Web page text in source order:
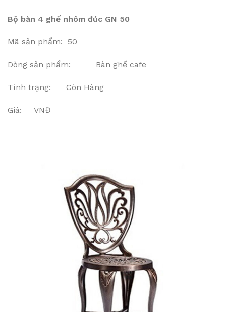
Bộ bàn 4 ghế nhôm đúc GN 50
Mã sản phẩm: 50
Dòng sản phẩm: Bàn ghế cafe
Tình trạng: Còn Hàng
Giá: VNĐ